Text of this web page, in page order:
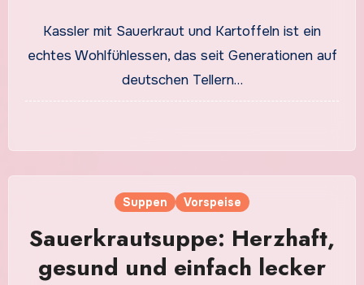
Ein echter Klassiker
Kassler mit Sauerkraut und Kartoffeln ist ein
echtes Wohlfühlessen, das seit Generationen auf
deutschen Tellern…
Suppen Vorspeise
Sauerkrautsuppe: Herzhaft,
gesund und einfach lecker